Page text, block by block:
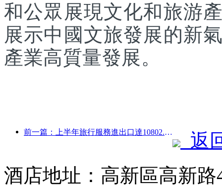
和公眾展現文化和旅游
展示中國文旅發展的新
產業高質量發展。
前一篇：上半年旅行服務進出口達10802.9億元
返
酒店地址：高新區高新路